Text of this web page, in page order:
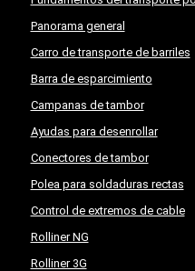
Panorama general
Carro de transporte de barriles
Barra de esparcimiento
Campanas de tambor
Ayudas para desenrollar
Conectores de tambor
Polea para soldaduras rectas
Control de extremos de cable
Rolliner NG
Rolliner 3G